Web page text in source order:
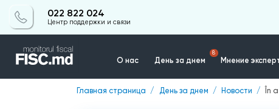
022 822 024
Центр поддержки и связи
О нас День за днем
8
Мнение
Главная страница День за днем Новости În